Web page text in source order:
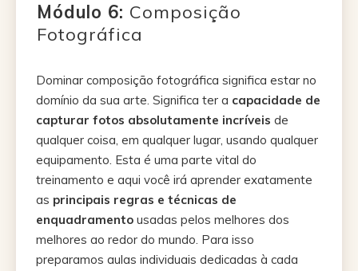
Módulo 6: Composição
Fotográfica
Dominar composição fotográfica significa estar no
domínio da sua arte. Significa ter a capacidade de
capturar fotos absolutamente incríveis de
qualquer coisa, em qualquer lugar, usando qualquer
equipamento. Esta é uma parte vital do
treinamento e aqui você irá aprender exatamente
as principais regras e técnicas de
enquadramento usadas pelos melhores dos
melhores ao redor do mundo. Para isso
preparamos aulas individuais dedicadas à cada